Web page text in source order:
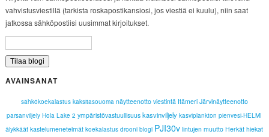
vahvistusviestillä (tarkista roskapostikansiosi, jos viestiä ei kuulu), niin saat
jatkossa sähköpostiisi uusimmat kirjoitukset.
AVAINSANAT
sähkökoekalastus kaksitasouoma näytteenotto viestintä Itämeri Järvinäytteenotto
parsanviljely Hola Lake 2 ympäristövastuullisuus kasvinviljely kasviplankton pienvesi-HELMI
älykkäät kastelumenetelmät koekalastus drooni blogi PJI30v lintujen muutto Herkät hiekat